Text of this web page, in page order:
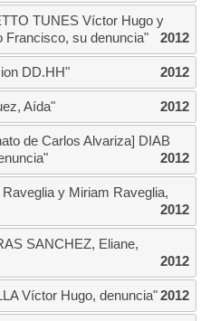
TUNES Víctor Hugo y
Francisco, su denuncia"
2012
DD.HH" 2012
Aída" 2012
de Carlos Alvariza] DIAB
2012
y Miriam Raveglia,
2012
SANCHEZ, Eliane,
2012
Víctor Hugo, denuncia" 2012